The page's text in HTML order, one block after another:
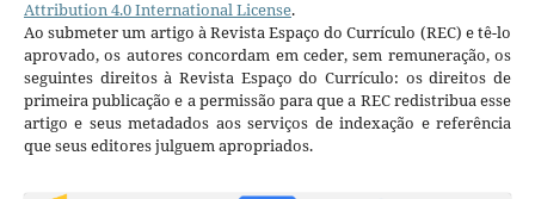
Attribution 4.0 International License.
Ao submeter um artigo à Revista Espaço do Currículo (REC) e tê-lo
aprovado, os autores concordam em ceder, sem remuneração, os
seguintes direitos à Revista Espaço do Currículo: os direitos de
primeira publicação e a permissão para que a REC redistribua esse
artigo e seus metadados aos serviços de indexação e referência
que seus editores julguem apropriados.